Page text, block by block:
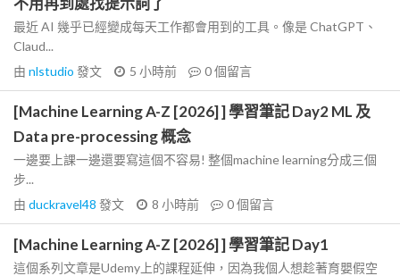
最近 AI 幾乎已經變成每天工作都會用到的工具。像是 ChatGPT、
Claud...
由 nlstudio 發文 5 小時前 0個留言
[Machine Learning A-Z [2026] ] 學習筆記 Day2 ML 及
Data pre-processing 概念
一邊要上課一邊還要寫這個不容易! 整個machine learning分成三個
步...
由 duckravel48 發文 8 小時前 0個留言
[Machine Learning A-Z [2026] ] 學習筆記 Day1
這個系列文章是Udemy上的課程延伸，因為我個人想趁著育嬰假空